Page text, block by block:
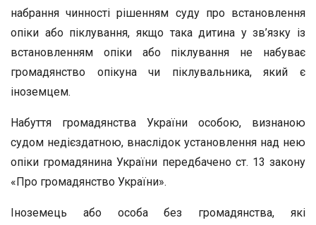
набрання чинності рішенням суду про встановлення
опіки або піклування, якщо така дитина у зв’язку із
встановленням опіки або піклування не набуває
громадянство опікуна чи піклувальника, який є
іноземцем.
Набуття громадянства України особою, визнаною
судом недієздатною, внаслідок установлення над нею
опіки громадянина України передбачено ст. 13 закону
«Про громадянство України».
Іноземець або особа без громадянства, які